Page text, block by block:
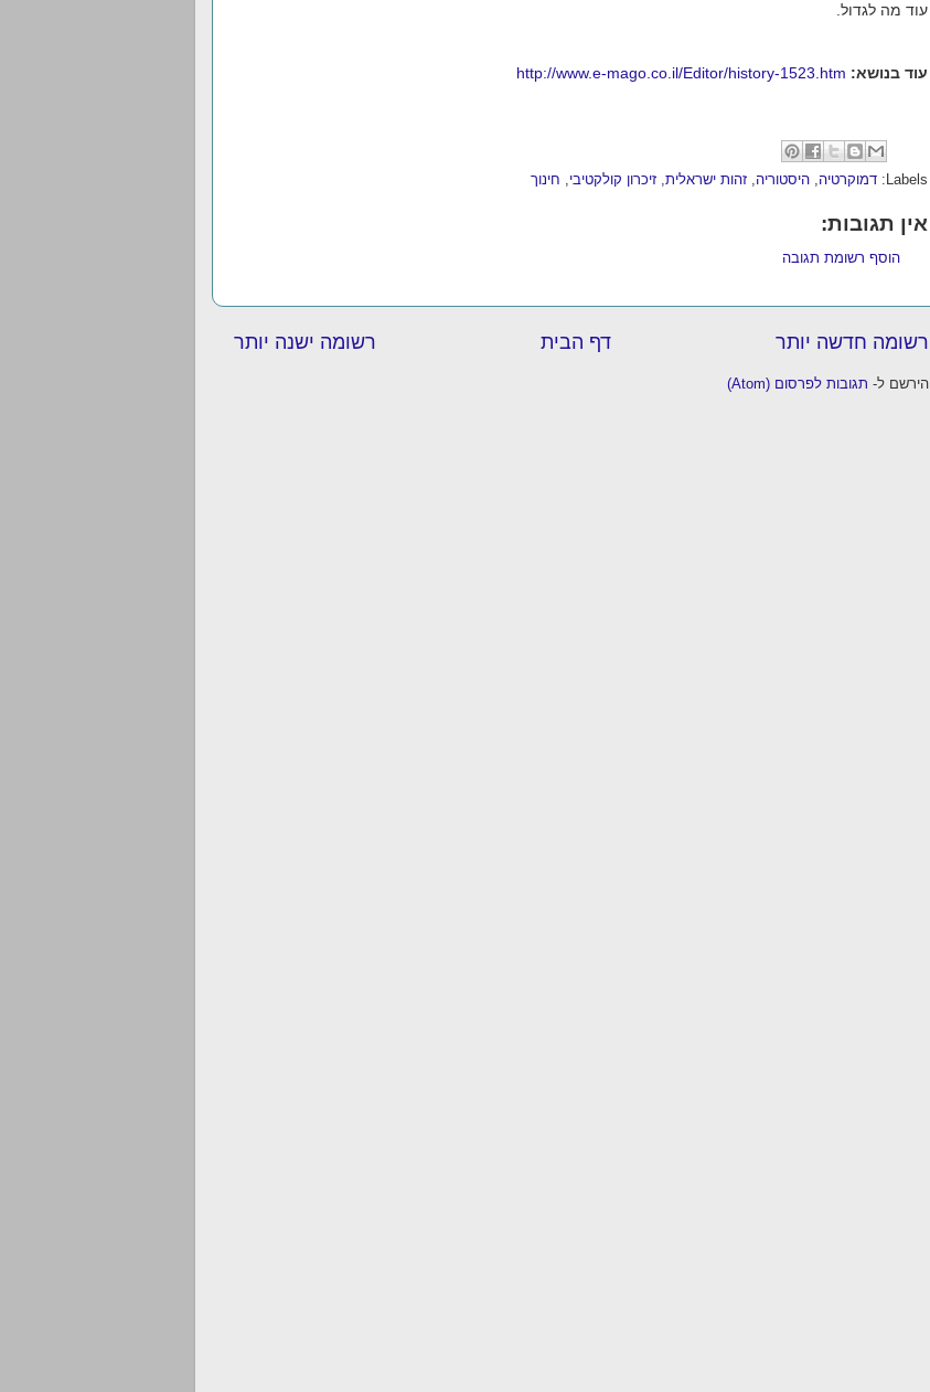
עוד מה לגדול.
עוד בנושא: http://www.e-mago.co.il/Editor/history-1523.htm
Labels: דמוקרטיה היסטוריה זהות ישראלית זיכרון קולקטיבי חינוך
אין תגובות:
הוסף רשומת תגובה
רשומה חדשה יותר רשומה ישנה יותר דף הבית
הירשם ל- תגובות לפרסום (Atom)